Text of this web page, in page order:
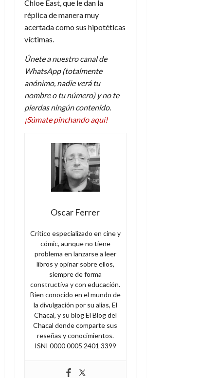
Chloe East, que le dan la
réplica de manera muy
acertada como sus hipotéticas
víctimas.
Únete a nuestro canal de
WhatsApp (totalmente
anónimo, nadie verá tu
nombre o tu número) y no te
pierdas ningún contenido.
¡Súmate pinchando aquí!
Oscar Ferrer
Crítico especializado en cine y
cómic, aunque no tiene
problema en lanzarse a leer
libros y opinar sobre ellos,
siempre de forma
constructiva y con educación.
Bien conocido en el mundo de
la divulgación por su alias, El
Chacal, y su blog El Blog del
Chacal donde comparte sus
reseñas y conocimientos.
ISNI 0000 0005 2401 3399